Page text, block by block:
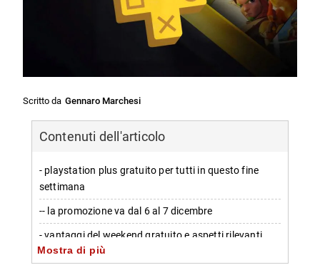
Scritto da Gennaro Marchesi
Contenuti dell'articolo
- playstation plus gratuito per tutti in questo fine
settimana
-- la promozione va dal 6 al 7 dicembre
- vantaggi del weekend gratuito e aspetti rilevanti
-- qual è la proposta per gli utenti durante il weekend
Mostra di più